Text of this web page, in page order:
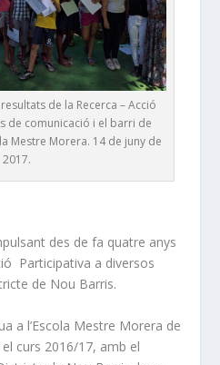
de la Recerca – Acció
de comunicació i el barri de
Mestre Morera. 14 de juny de
2017.
des de fa quatre anys
Participativa a diversos
de Nou Barris.
a l’Escola Mestre Morera de
curs 2016/17, amb el